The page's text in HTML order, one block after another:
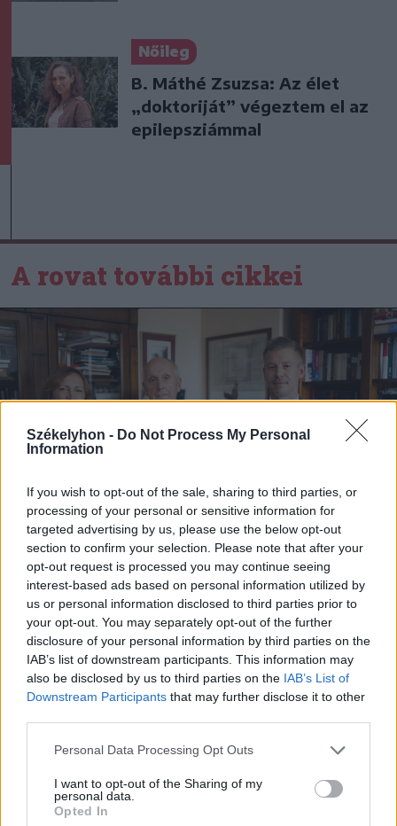
Székelyhon - Do Not Process My Personal
Information
If you wish to opt-out of the sale, sharing to third parties, or
processing of your personal or sensitive information for
targeted advertising by us, please use the below opt-out
section to confirm your selection. Please note that after your
opt-out request is processed you may continue seeing
interest-based ads based on personal information utilized by
us or personal information disclosed to third parties prior to
your opt-out. You may separately opt-out of the further
disclosure of your personal information by third parties on the
IAB’s list of downstream participants. This information may
also be disclosed by us to third parties on the IAB’s List of
Downstream Participants that may further disclose it to other
Personal Data Processing Opt Outs
I want to opt-out of the Sharing of my
personal data.
Opted In
Nőileg
B. Máthé Zsuzsa: Az élet
„doktoriját” végeztem el az
epilepsziámmal
A rovat további cikkei
2026. augusztus 08., szombat
Baka András elfogadta a felkérést a
köztársasági elnöki tisztségre